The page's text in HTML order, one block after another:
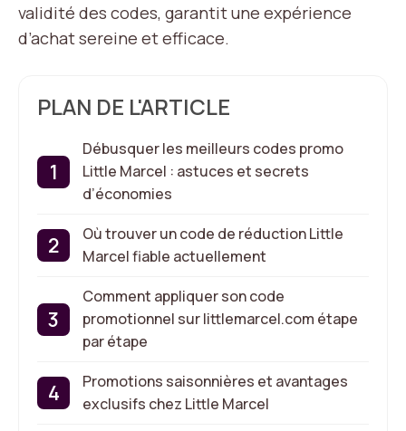
validité des codes, garantit une expérience
d’achat sereine et efficace.
PLAN DE L'ARTICLE
Débusquer les meilleurs codes promo
Little Marcel : astuces et secrets
d’économies
Où trouver un code de réduction Little
Marcel fiable actuellement
Comment appliquer son code
promotionnel sur littlemarcel.com étape
par étape
Promotions saisonnières et avantages
exclusifs chez Little Marcel